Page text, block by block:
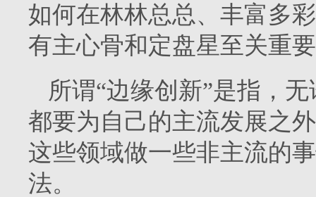
如何在林林总总、丰富多
有主心骨和定盘星至关重
所谓“边缘创新”是指，
都要为自己的主流发展之
这些领域做一些非主流的
法。